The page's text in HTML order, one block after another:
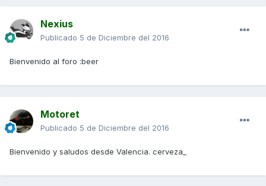
Nexius
Publicado 5 de Diciembre del 2016
Bienvenido al foro :beer
Motoret
Publicado 5 de Diciembre del 2016
Bienvenido y saludos desde Valencia. cerveza_